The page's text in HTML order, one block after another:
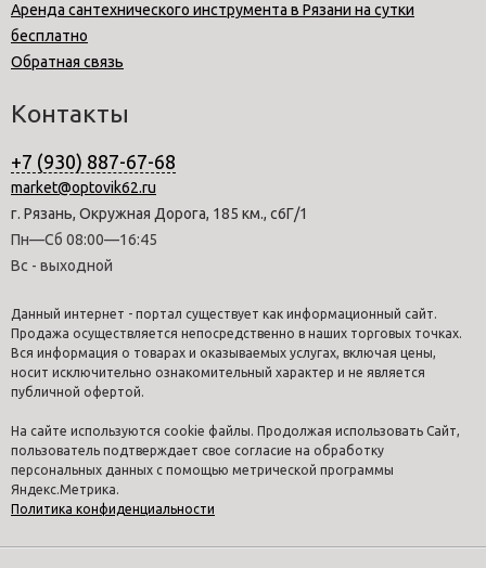
Аренда сантехнического инструмента в Рязани на сутки
бесплатно
Обратная связь
Контакты
+7 (930) 887-67-68
market@optovik62.ru
г. Рязань, Окружная Дорога, 185 км., с6Г/1
Пн—Сб 08:00—16:45
Вс - выходной
Данный интернет - портал существует как информационный сайт.
Продажа осуществляется непосредственно в наших торговых точках.
Вся информация о товарах и оказываемых услугах, включая цены,
носит исключительно ознакомительный характер и не является
публичной офертой.
На сайте используются cookie файлы. Продолжая использовать Сайт,
пользователь подтверждает свое согласие на обработку
персональных данных с помощью метрической программы
Яндекс.Метрика.
Политика конфиденциальности